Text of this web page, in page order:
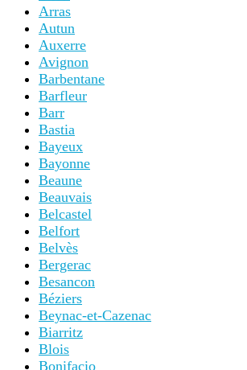
Arras
Autun
Auxerre
Avignon
Barbentane
Barfleur
Barr
Bastia
Bayeux
Bayonne
Beaune
Beauvais
Belcastel
Belfort
Belvès
Bergerac
Besancon
Béziers
Beynac-et-Cazenac
Biarritz
Blois
Bonifacio